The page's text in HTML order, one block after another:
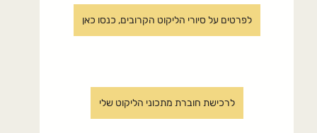
לפרטים על סיורי הליקוט הקרובים, כנסו כאן
לרכישת חוברת מתכוני הליקוט שלי